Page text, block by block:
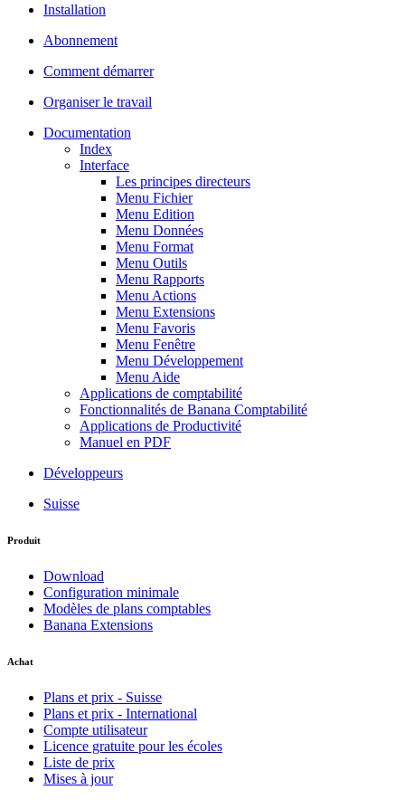
Installation
Abonnement
Comment démarrer
Organiser le travail
Documentation
Index
Interface
Les principes directeurs
Menu Fichier
Menu Edition
Menu Données
Menu Format
Menu Outils
Menu Rapports
Menu Actions
Menu Extensions
Menu Favoris
Menu Fenêtre
Menu Développement
Menu Aide
Applications de comptabilité
Fonctionnalités de Banana Comptabilité
Applications de Productivité
Manuel en PDF
Développeurs
Suisse
Produit
Download
Configuration minimale
Modèles de plans comptables
Banana Extensions
Achat
Plans et prix - Suisse
Plans et prix - International
Compte utilisateur
Licence gratuite pour les écoles
Liste de prix
Mises à jour